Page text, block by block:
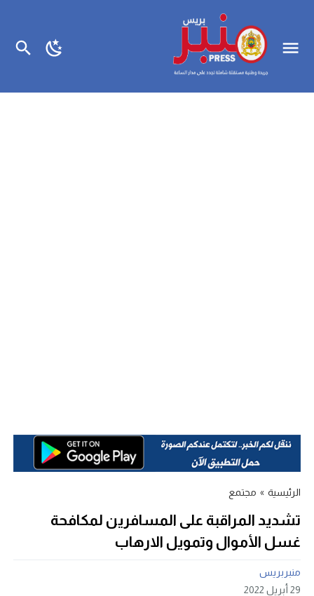
الرئيسية » مجتمع
تشديد المراقبة على المسافرين لمكافحة
غسل الأموال وتمويل الارهاب
منبربريس
29 أبريل 2022